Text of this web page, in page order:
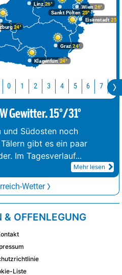
Graz24°
Klagenfurt 24°
Linz26°
24°
Wien 26°
Eisenstadt 25°
Sankt Pölten 25°
0 1 2 3 4 5 6 7 8
Gewitter. 15°/31°
und Südosten noch
gibt es ein paar
Im Tagesverlauf...
Mehr lesen
Wetter
& OFFENLEGUNG
Liste